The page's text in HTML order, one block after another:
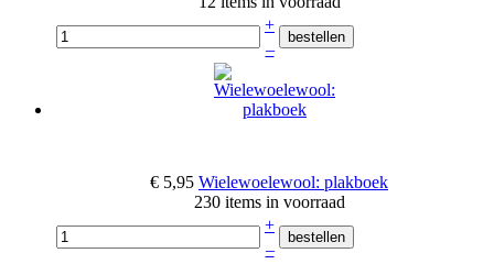
+
–
€ 5,95 Wielewoelewool: plakboek
230 items in voorraad
+
–